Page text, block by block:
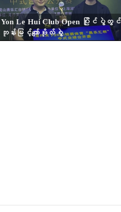
Yon Le Hui Club Open ပြိုင်ပွဲတွင်
ဘုန်းမြင့်ကျော်ဗိုလ်စွဲ